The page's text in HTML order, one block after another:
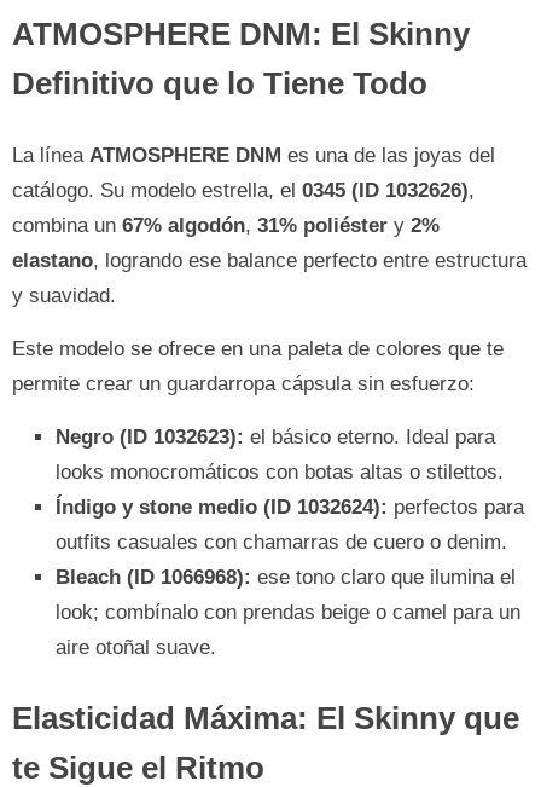
ATMOSPHERE DNM: El Skinny
Definitivo que lo Tiene Todo
La línea ATMOSPHERE DNM es una de las joyas del
catálogo. Su modelo estrella, el 0345 (ID 1032626),
combina un 67% algodón, 31% poliéster y 2%
elastano, logrando ese balance perfecto entre estructura
y suavidad.
Este modelo se ofrece en una paleta de colores que te
permite crear un guardarropa cápsula sin esfuerzo:
Negro (ID 1032623): el básico eterno. Ideal para
looks monocromáticos con botas altas o stilettos.
Índigo y stone medio (ID 1032624): perfectos para
outfits casuales con chamarras de cuero o denim.
Bleach (ID 1066968): ese tono claro que ilumina el
look; combínalo con prendas beige o camel para un
aire otoñal suave.
Elasticidad Máxima: El Skinny que
te Sigue el Ritmo